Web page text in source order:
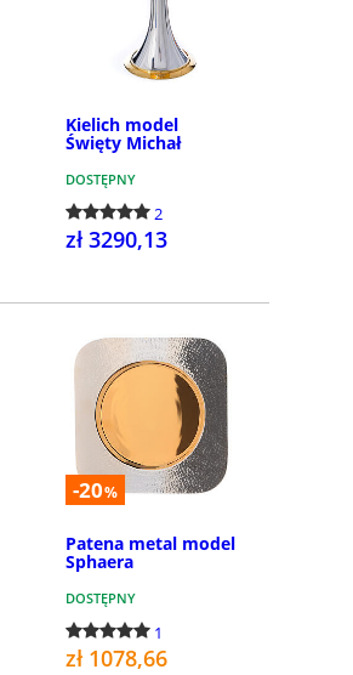
Kielich model
Święty Michał
DOSTĘPNY
2
zł 3290,13
-20%
Patena metal model
Sphaera
DOSTĘPNY
1
zł 1078,66